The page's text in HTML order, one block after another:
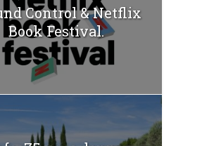
Control & Netflix
Book Festival.